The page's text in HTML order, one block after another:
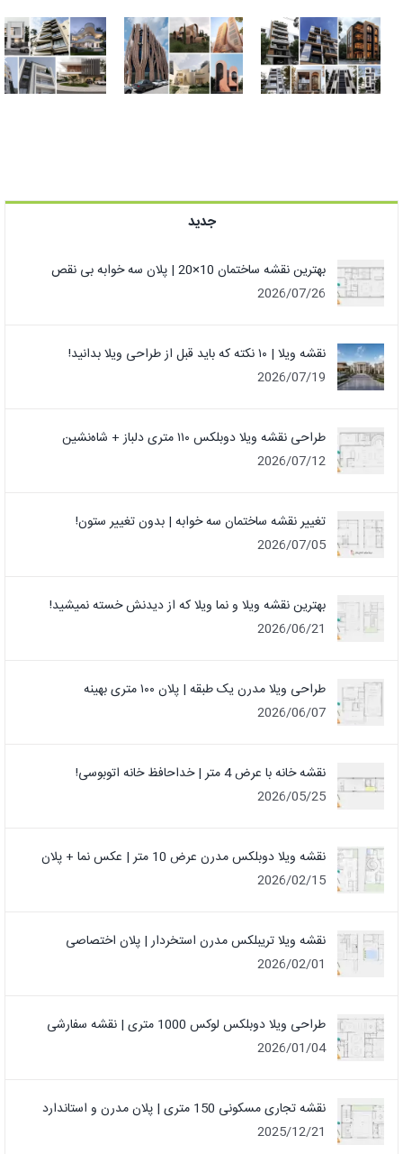
ترندترین نمای
ساختمان مدرن
در ایران + عکس
نما
نمای ساختمان
ایرانی | زیباترین
طراحی نمای
سنتی مدرن
جدید
بهترین نقشه ساختمان 10×20 | پلان سه خوابه بی نقص
2026/07/26
نقشه ویلا | ۱۰ نکته که باید قبل از طراحی ویلا بدانید!
2026/07/19
طراحی نقشه ویلا دوبلکس ۱۱۰ متری دلباز + شاه‌نشین
2026/07/12
تغییر نقشه ساختمان سه خوابه | بدون تغییر ستون!
2026/07/05
بهترین نقشه ویلا و نما ویلا که از دیدنش خسته نمیشید!
2026/06/21
طراحی ویلا مدرن یک‌ طبقه | پلان ۱۰۰ متری بهینه
2026/06/07
نقشه خانه با عرض 4 متر | خداحافظ خانه‌ اتوبوسی!
2026/05/25
نقشه ویلا دوبلکس مدرن عرض 10 متر | عکس نما + پلان
2026/02/15
نقشه ویلا تریبلکس مدرن استخردار | پلان اختصاصی
2026/02/01
طراحی ویلا دوبلکس لوکس 1000 متری | نقشه سفارشی
2026/01/04
نقشه تجاری مسکونی 150 متری | پلان مدرن و استاندارد
2025/12/21